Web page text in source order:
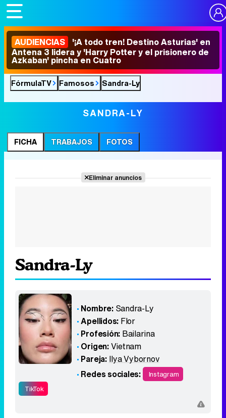
AUDIENCIAS '¡A todo tren! Destino Asturias' en
Antena 3 lidera y 'Harry Potter y el prisionero de
Azkaban' pincha en Cuatro
FórmulaTV Famosos Sandra-Ly
SANDRA-LY
FICHA TRABAJOS FOTOS
Eliminar anuncios
Sandra-Ly
Nombre: Sandra-Ly
Apellidos: Flor
Profesión: Bailarina
Origen:Vietnam
Pareja: Ilya Vybornov
Redes sociales:
Instagram
TikTok